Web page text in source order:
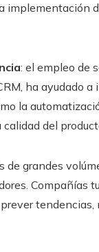
: el empleo de
ha ayudado
la
del
de grandes
Compañías